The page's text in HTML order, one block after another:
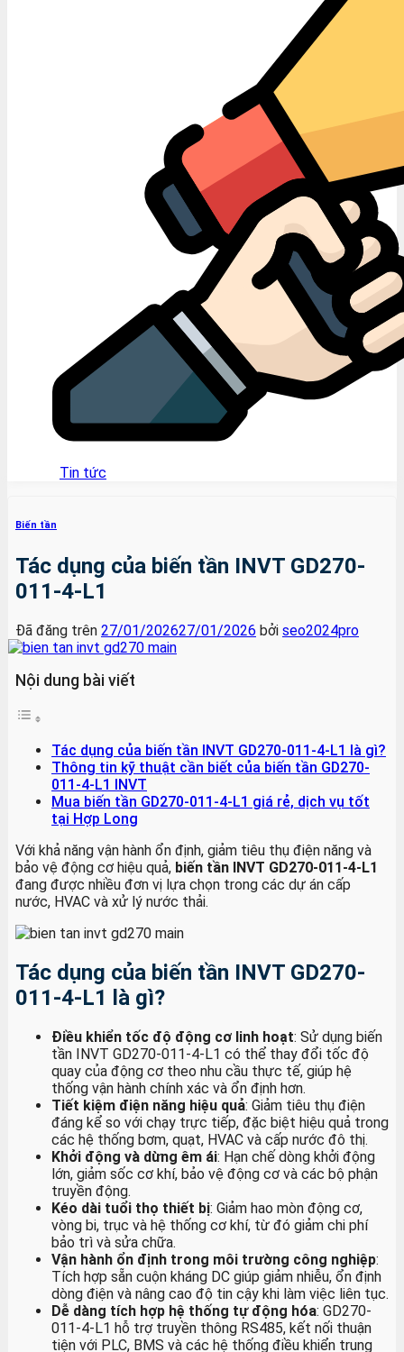
Tin tức
Biến tần
Tác dụng của biến tần INVT GD270-
011-4-L1
Đã đăng trên 27/01/202627/01/2026 bởi seo2024pro
Nội dung bài viết
Tác dụng của biến tần INVT GD270-011-4-L1 là gì?
Thông tin kỹ thuật cần biết của biến tần GD270-
011-4-L1 INVT
Mua biến tần GD270-011-4-L1 giá rẻ, dịch vụ tốt
tại Hợp Long
Với khả năng vận hành ổn định, giảm tiêu thụ điện năng và
bảo vệ động cơ hiệu quả, biến tần INVT GD270-011-4-L1
đang được nhiều đơn vị lựa chọn trong các dự án cấp
nước, HVAC và xử lý nước thải.
Tác dụng của biến tần INVT GD270-
011-4-L1 là gì?
Điều khiển tốc độ động cơ linh hoạt: Sử dụng biến
tần INVT GD270-011-4-L1 có thể thay đổi tốc độ
quay của động cơ theo nhu cầu thực tế, giúp hệ
thống vận hành chính xác và ổn định hơn.
Tiết kiệm điện năng hiệu quả: Giảm tiêu thụ điện
đáng kể so với chạy trực tiếp, đặc biệt hiệu quả trong
các hệ thống bơm, quạt, HVAC và cấp nước đô thị.
Khởi động và dừng êm ái: Hạn chế dòng khởi động
lớn, giảm sốc cơ khí, bảo vệ động cơ và các bộ phận
truyền động.
Kéo dài tuổi thọ thiết bị: Giảm hao mòn động cơ,
vòng bi, trục và hệ thống cơ khí, từ đó giảm chi phí
bảo trì và sửa chữa.
Vận hành ổn định trong môi trường công nghiệp:
Tích hợp sẵn cuộn kháng DC giúp giảm nhiễu, ổn định
dòng điện và nâng cao độ tin cậy khi làm việc liên tục.
Dễ dàng tích hợp hệ thống tự động hóa: GD270-
011-4-L1 hỗ trợ truyền thông RS485, kết nối thuận
tiện với PLC, BMS và các hệ thống điều khiển trung